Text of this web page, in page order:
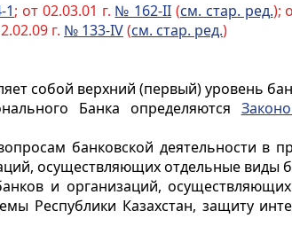
; от 02.03.01 г. № 162-II (см. стар. ред.);
г. № 133-IV(см. стар. ред.)
собой верхний (первый) уровень
Банка определяются
банковской деятельности в
осуществляющих отдельные виды
и организаций,
Республики Казахстан, защиту